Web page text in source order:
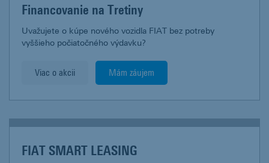
Financovanie na Tretiny
Uvažujete o kúpe nového vozidla FIAT bez potreby
vyššieho počiatočného výdavku?
Viac o akcii Mám záujem
FIAT SMART LEASING